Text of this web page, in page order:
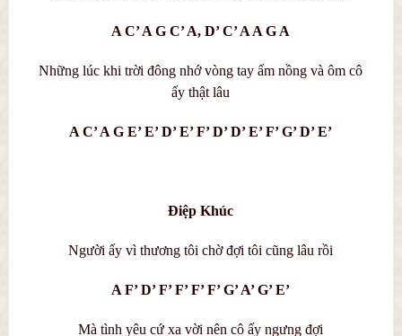
A C’ A G C’ A, D’ C’ A A G A
Những lúc khi trời đông nhớ vòng tay ấm nồng và ôm cô
ấy thật lâu
A C’ A G E’ E’ D’ E’ F’ D’ D’ E’ F’ G’ D’ E’
Điệp Khúc
Người ấy vì thương tôi chờ đợi tôi cũng lâu rồi
A F’ D’ F’ F’ F’ F’ G’ A’ G’ E’
Mà tình yêu cứ xa vời nên cô ấy ngưng đợi